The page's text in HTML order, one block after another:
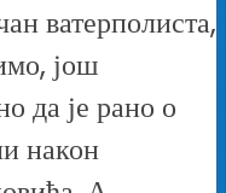
ватерполиста,
још
да је рано о
након